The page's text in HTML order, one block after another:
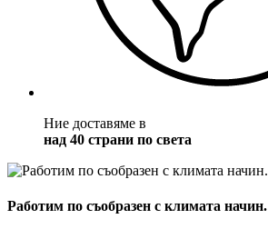
Ние доставяме в
над 40 страни по света
Работим по съобразен с климата начин.